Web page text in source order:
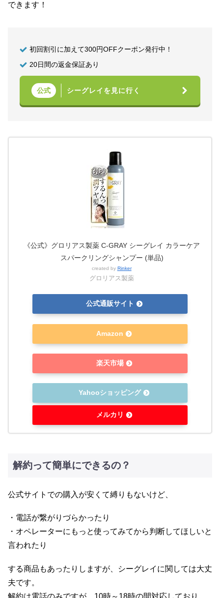
できます！
初回割引に加えて300円OFFクーポン発行中！
20日間の返金保証あり
公式 シーグレイを見に行く
《公式》グロリアス製薬 C-GRAY シーグレイ カラーケア
スパークリングシャンプー (単品)
created by Rinker
グロリアス製薬
公式通販サイト
Amazon
楽天市場
Yahooショッピング
メルカリ
解約って簡単にできるの？
公式サイトでの購入が安くて縛りもないけど、
・電話が繋がりづらかったり
・オペレーターにもっと使ってみてから判断してほしいと
言われたり
する商品もあったりしますが、シーグレイに関しては大丈
夫です。
解約は電話のみですが、10時～18時の間対応しており、